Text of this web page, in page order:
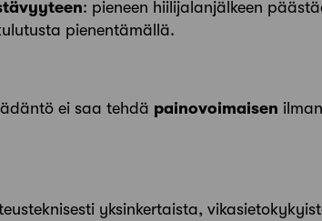
: pieneen hiilijalanjälkeen
pienentämällä.
ei saa tehdä painovoimaisen
yksinkertaista,